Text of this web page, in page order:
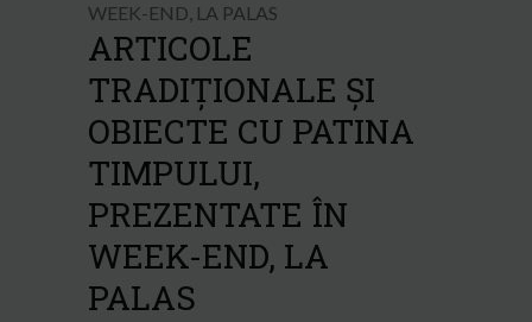
WEEK-END, LA PALAS
ARTICOLE
TRADIȚIONALE ȘI
OBIECTE CU PATINA
TIMPULUI,
PREZENTATE ÎN
WEEK-END, LA
PALAS